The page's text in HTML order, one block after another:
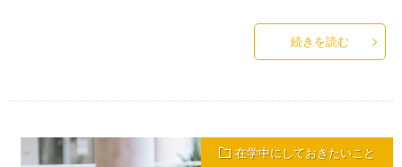
続きを読む
在学中にしておきたいこと